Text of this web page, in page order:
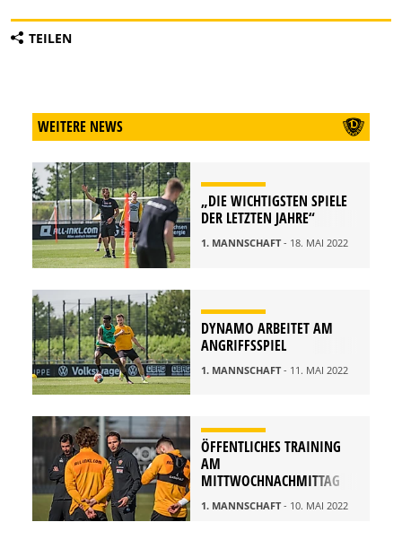
TEILEN
WEITERE NEWS
„DIE WICHTIGSTEN SPIELE
DER LETZTEN JAHRE“
1. MANNSCHAFT- 18. MAI 2022
DYNAMO ARBEITET AM
ANGRIFFSSPIEL
1. MANNSCHAFT- 11. MAI 2022
ÖFFENTLICHES TRAINING
AM
MITTWOCHNACHMITTAG
1. MANNSCHAFT- 10. MAI 2022